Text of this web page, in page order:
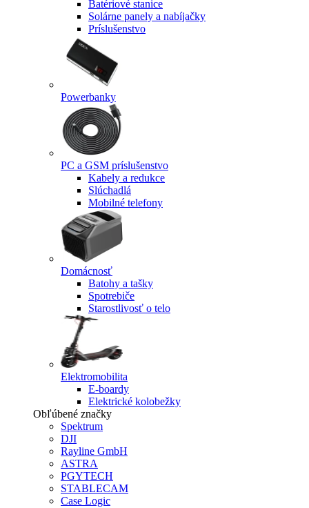
Batériové stanice
Solárne panely a nabíjačky
Príslušenstvo
Powerbanky
PC a GSM príslušenstvo
Kabely a redukce
Slúchadlá
Mobilné telefony
Domácnosť
Batohy a tašky
Spotrebiče
Starostlivosť o telo
Elektromobilita
E-boardy
Elektrické kolobežky
Obľúbené značky
Spektrum
DJI
Rayline GmbH
ASTRA
PGYTECH
STABLECAM
Case Logic